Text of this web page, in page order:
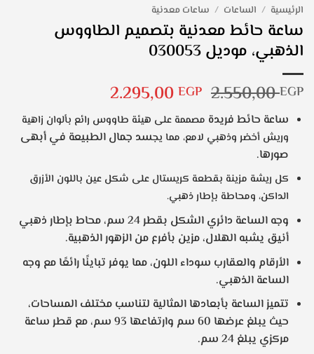
الرئيسية / الساعات / ساعات معدنية
ساعة حائط معدنية بتصميم الطاووس
الذهبي، موديل 030053
2.550,00EGP السعر
الأصلي
هو:
2.550,00 EGP.
2.295,00 EGP
الحالي
هو:
2.295,00 EGP.
ساعة حائط فريدة مصممة على هيئة طاووس رائع بألوان زاهية
وريش أخضر وذهبي لامع، مما يجسد جمال الطبيعة في أبهى
صورها.
كل ريشة مزينة بقطعة كريستال على شكل عين باللون الأزرق
الداكن، ومحاطة بإطار ذهبي.
وجه الساعة دائري الشكل بقطر 24 سم، محاط بإطار ذهبي
أنيق يشبه الهلال، مزين بأفرع من الزهور الذهبية.
الأرقام والعقارب سوداء اللون، مما يوفر تباينًا رائعًا مع وجه
الساعة الذهبي.
تتميز الساعة بأبعادها المثالية لتناسب مختلف المساحات،
حيث يبلغ عرضها 60 سم وارتفاعها 93 سم، مع قطر ساعة
مركزي يبلغ 24 سم.